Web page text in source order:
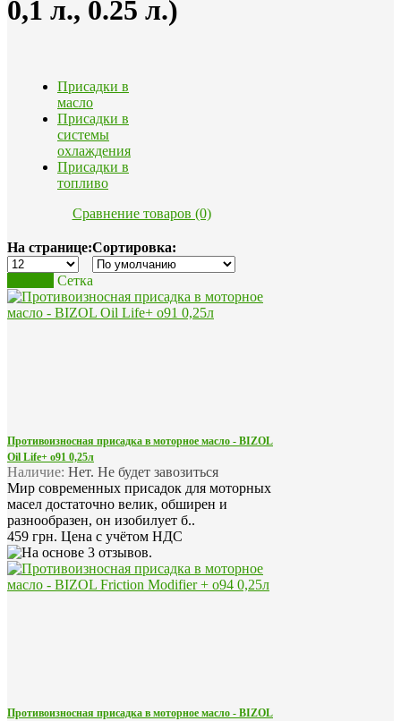
0,1 л., 0.25 л.)
Присадки в
масло
Присадки в
системы
охлаждения
Присадки в
топливо
Сравнение товаров (0)
На странице:Сортировка:
Сетка
Противоизносная присадка в моторное масло - BIZOL
Oil Life+ o91 0,25л
Наличие: Нет. Не будет завозиться
Мир современных присадок для моторных
масел достаточно велик, обширен и
разнообразен, он изобилует б..
459 грн. Цена с учётом НДС
Противоизносная присадка в моторное масло - BIZOL